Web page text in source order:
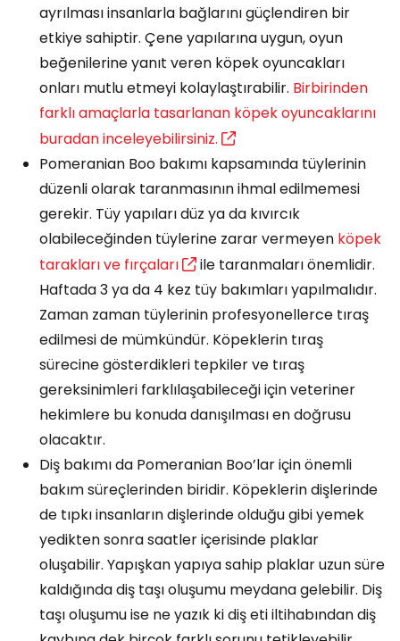
ayrılması insanlarla bağlarını güçlendiren bir
etkiye sahiptir. Çene yapılarına uygun, oyun
beğenilerine yanıt veren köpek oyuncakları
onları mutlu etmeyi kolaylaştırabilir. Birbirinden
farklı amaçlarla tasarlanan köpek oyuncaklarını
buradan inceleyebilirsiniz.
Pomeranian Boo bakımı kapsamında tüylerinin
düzenli olarak taranmasının ihmal edilmemesi
gerekir. Tüy yapıları düz ya da kıvırcık
olabileceğinden tüylerine zarar vermeyen köpek
tarakları ve fırçaları
ile taranmaları önemlidir.
Haftada 3 ya da 4 kez tüy bakımları yapılmalıdır.
Zaman zaman tüylerinin profesyonellerce tıraş
edilmesi de mümkündür. Köpeklerin tıraş
sürecine gösterdikleri tepkiler ve tıraş
gereksinimleri farklılaşabileceği için veteriner
hekimlere bu konuda danışılması en doğrusu
olacaktır.
Diş bakımı da Pomeranian Boo’lar için önemli
bakım süreçlerinden biridir. Köpeklerin dişlerinde
de tıpkı insanların dişlerinde olduğu gibi yemek
yedikten sonra saatler içerisinde plaklar
oluşabilir. Yapışkan yapıya sahip plaklar uzun süre
kaldığında diş taşı oluşumu meydana gelebilir. Diş
taşı oluşumu ise ne yazık ki diş eti iltihabından diş